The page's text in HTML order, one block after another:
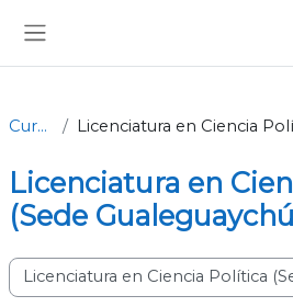
Cursos
Licenciatura en
(Sede
Categorías